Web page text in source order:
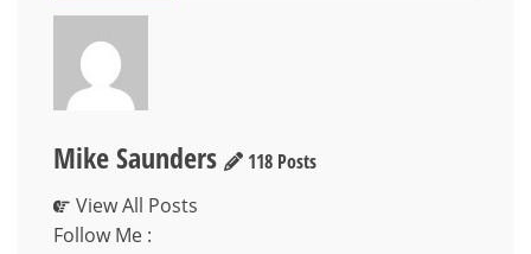
Mike Saunders
118 Posts
View All Posts
Follow Me :